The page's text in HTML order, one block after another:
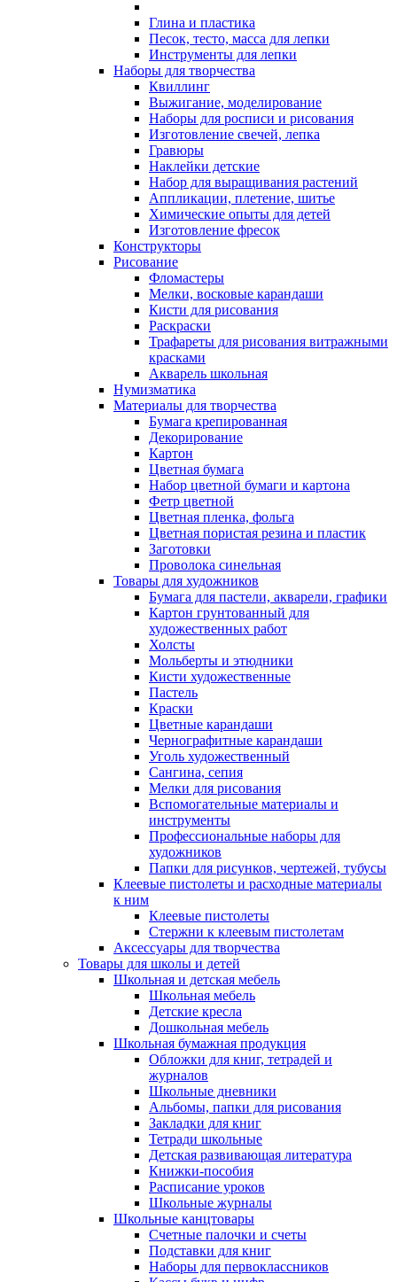
Глина и пластика
Песок, тесто, масса для лепки
Инструменты для лепки
Наборы для творчества
Квиллинг
Выжигание, моделирование
Наборы для росписи и рисования
Изготовление свечей, лепка
Гравюры
Наклейки детские
Набор для выращивания растений
Аппликации, плетение, шитье
Химические опыты для детей
Изготовление фресок
Конструкторы
Рисование
Фломастеры
Мелки, восковые карандаши
Кисти для рисования
Раскраски
Трафареты для рисования витражными
красками
Акварель школьная
Нумизматика
Материалы для творчества
Бумага крепированная
Декорирование
Картон
Цветная бумага
Набор цветной бумаги и картона
Фетр цветной
Цветная пленка, фольга
Цветная пористая резина и пластик
Заготовки
Проволока синельная
Товары для художников
Бумага для пастели, акварели, графики
Картон грунтованный для
художественных работ
Холсты
Мольберты и этюдники
Кисти художественные
Пастель
Краски
Цветные карандаши
Чернографитные карандаши
Уголь художественный
Сангина, сепия
Мелки для рисования
Вспомогательные материалы и
инструменты
Профессиональные наборы для
художников
Папки для рисунков, чертежей, тубусы
Клеевые пистолеты и расходные материалы
к ним
Клеевые пистолеты
Стержни к клеевым пистолетам
Аксессуары для творчества
Товары для школы и детей
Школьная и детская мебель
Школьная мебель
Детские кресла
Дошкольная мебель
Школьная бумажная продукция
Обложки для книг, тетрадей и
журналов
Школьные дневники
Альбомы, папки для рисования
Закладки для книг
Тетради школьные
Детская развивающая литература
Книжки-пособия
Расписание уроков
Школьные журналы
Школьные канцтовары
Счетные палочки и счеты
Подставки для книг
Наборы для первоклассников